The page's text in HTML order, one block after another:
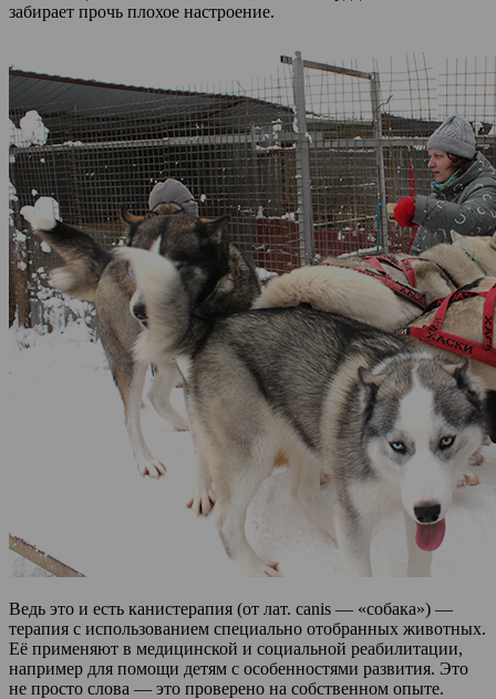
забирает прочь плохое настроение.
Ведь это и есть канистерапия (от лат. canis — «собака») —
терапия с использованием специально отобранных животных.
Её применяют в медицинской и социальной реабилитации,
например для помощи детям с особенностями развития. Это
не просто слова — это проверено на собственном опыте.